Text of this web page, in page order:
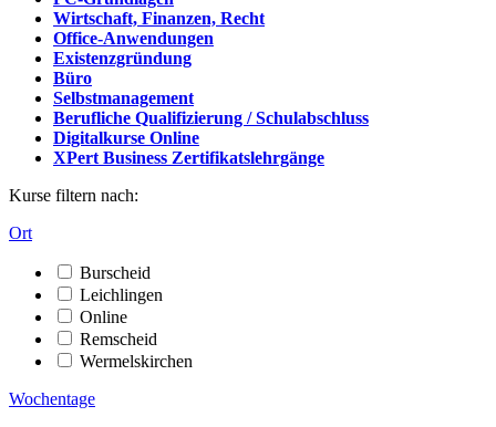
Wirtschaft, Finanzen, Recht
Office-Anwendungen
Existenzgründung
Büro
Selbstmanagement
Berufliche Qualifizierung / Schulabschluss
Digitalkurse Online
XPert Business Zertifikatslehrgänge
Kurse filtern nach:
Ort
Burscheid
Leichlingen
Online
Remscheid
Wermelskirchen
Wochentage